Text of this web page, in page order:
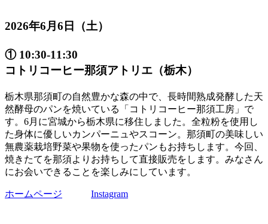
2026年6月6日（土）
① 10:30-11:30
コトリコーヒー那須アトリエ（栃木）
栃木県那須町の自然豊かな森の中で、長時間熟成発酵した天
然酵母のパンを焼いている「コトリコーヒー那須工房」で
す。6月に宮城から栃木県に移住しました。全粒粉を使用し
た身体に優しいカンパーニュやスコーン。那須町の美味しい
無農薬栽培野菜や果物を使ったパンもお持ちします。今回、
焼きたてを那須よりお持ちして直接販売をします。みなさん
にお会いできることを楽しみにしています。
ホームページ Instagram